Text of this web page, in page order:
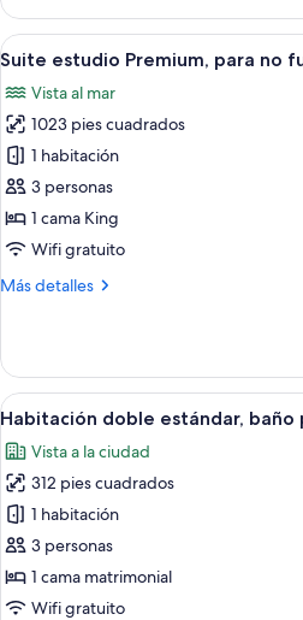
superior,
para
no
baño
privado
Abrir
todas
las
fotos
de
Suite
estudio
Premium,
no
privado
12
Suite estudio Premium, para no
Vista al mar
1023 pies cuadrados
1 habitación
3 personas
1 cama King
Wifi gratuito
Más detalles
Más
estudio
Premium,
para
fumadores,
baño
privado
Abrir
todas
las
fotos
de
Habitación
doble
estándar,
9
Habitación doble estándar, baño
Vista a la ciudad
312 pies cuadrados
1 habitación
3 personas
1 cama matrimonial
Wifi gratuito